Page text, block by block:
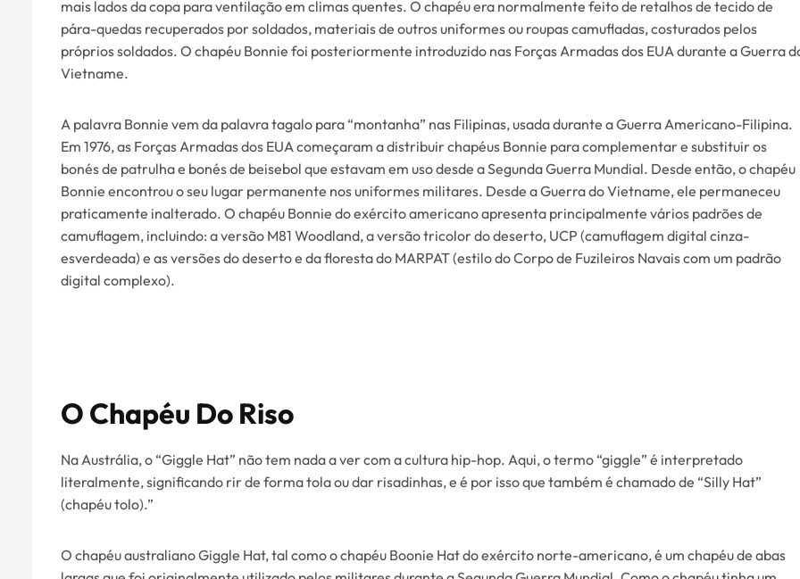
mais lados da copa para ventilação em climas quentes. O chapéu era normalmente feito de retalhos de tecido de
pára-quedas recuperados por soldados, materiais de outros uniformes ou roupas camufladas, costurados pelos
próprios soldados. O chapéu Bonnie foi posteriormente introduzido nas Forças Armadas dos EUA durante a Guerra
Vietname.
A palavra Bonnie vem da palavra tagalo para “montanha” nas Filipinas, usada durante a Guerra Americano-Filipina.
Em 1976, as Forças Armadas dos EUA começaram a distribuir chapéus Bonnie para complementar e substituir os
bonés de patrulha e bonés de beisebol que estavam em uso desde a Segunda Guerra Mundial. Desde então, o chapéu
Bonnie encontrou o seu lugar permanente nos uniformes militares. Desde a Guerra do Vietname, ele permaneceu
praticamente inalterado. O chapéu Bonnie do exército americano apresenta principalmente vários padrões de
camuflagem, incluindo: a versão M81 Woodland, a versão tricolor do deserto, UCP (camuflagem digital cinza-
esverdeada) e as versões do deserto e da floresta do MARPAT (estilo do Corpo de Fuzileiros Navais com um padrão
digital complexo).
O Chapéu Do Riso
Na Austrália, o “Giggle Hat” não tem nada a ver com a cultura hip-hop. Aqui, o termo “giggle” é interpretado
literalmente, significando rir de forma tola ou dar risadinhas, e é por isso que também é chamado de “Silly Hat”
(chapéu tolo).”
O chapéu australiano Giggle Hat, tal como o chapéu Boonie Hat do exército norte-americano, é um chapéu de abas